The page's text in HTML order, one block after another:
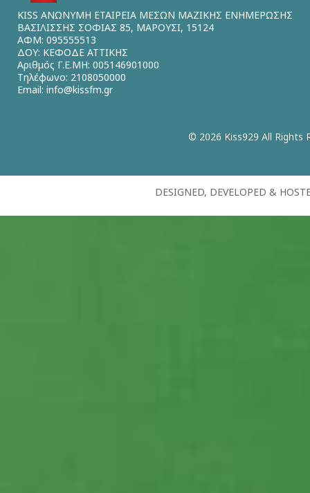
KISS ΑΝΩΝΥΜΗ ΕΤΑΙΡΕΙΑ ΜΕΣΩΝ ΜΑΖΙΚΗΣ ΕΝΗΜΕΡΩΣΗΣ
ΒΑΣΙΛΙΣΣΗΣ ΣΟΦΙΑΣ 85, ΜΑΡΟΥΣΙ, 15124
ΑΦΜ: 095555513
ΔΟΥ: ΚΕΦΟΔΕ ΑΤΤΙΚΗΣ
Αριθμός Γ.Ε.ΜΗ: 005146901000
Τηλέφωνο: 2108050000
Email: info@kissfm.gr
© 2026 Kiss929 All Rights
DESIGNED, DEVELOPED &